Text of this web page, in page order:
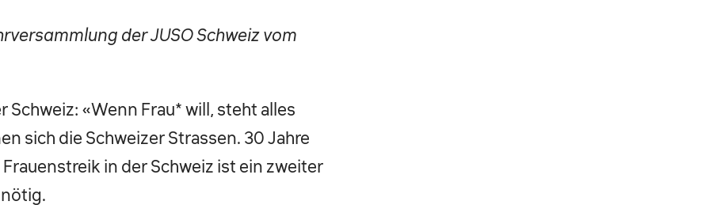
der JUSO Schweiz vom
Schweiz: «Wenn Frau* will, steht alles
sich die Schweizer Strassen. 30 Jahre
in der Schweiz ist ein zweiter